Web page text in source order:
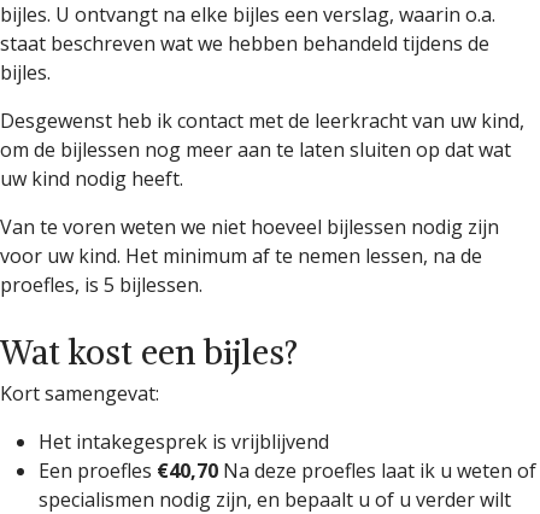
bijles. U ontvangt na elke bijles een verslag, waarin o.a.
staat beschreven wat we hebben behandeld tijdens de
bijles.
Desgewenst heb ik contact met de leerkracht van uw kind,
om de bijlessen nog meer aan te laten sluiten op dat wat
uw kind nodig heeft.
Van te voren weten we niet hoeveel bijlessen nodig zijn
voor uw kind. Het minimum af te nemen lessen, na de
proefles, is 5 bijlessen.
Wat kost een bijles?
Kort samengevat:
Het intakegesprek is vrijblijvend
Een proefles €40,70 Na deze proefles laat ik u weten of
specialismen nodig zijn, en bepaalt u of u verder wilt